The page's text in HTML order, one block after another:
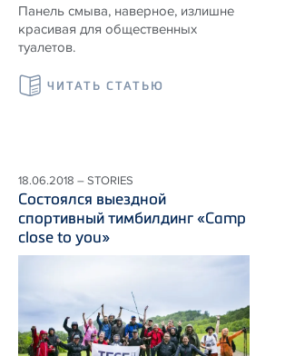
Панель смыва, наверное, излишне
красивая для общественных
туалетов.
ЧИТАТЬ СТАТЬЮ
18.06.2018 – STORIES
Состоялся выездной
спортивный тимбилдинг «Camp
close to you»